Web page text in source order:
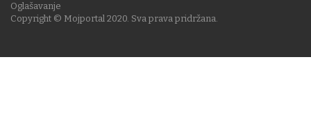
Copyright © Mojportal 2020. Sva prava pridržana.
Oglašavanje